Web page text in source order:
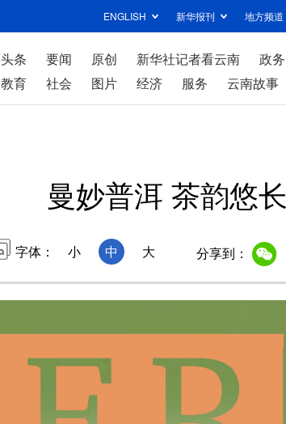
ENGLISH 新华报刊 地方频道
头条 要闻 原创 新华社记者看云南 政务
教育
社会 图片 经济 服务 云南故事
曼妙普洱 茶韵悠长
字体： 小 中 大 分享到：